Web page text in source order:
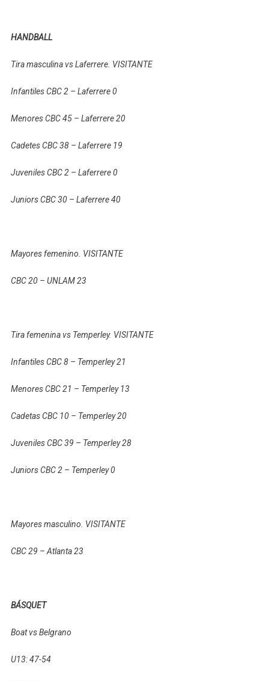
HANDBALL
Tira masculina vs Laferrere. VISITANTE
Infantiles CBC 2 – Laferrere 0
Menores CBC 45 – Laferrere 20
Cadetes CBC 38 – Laferrere 19
Juveniles CBC 2 – Laferrere 0
Juniors CBC 30 – Laferrere 40
Mayores femenino. VISITANTE
CBC 20 – UNLAM 23
Tira femenina vs Temperley. VISITANTE
Infantiles CBC 8 – Temperley 21
Menores CBC 21 – Temperley 13
Cadetas CBC 10 – Temperley 20
Juveniles CBC 39 – Temperley 28
Juniors CBC 2 – Temperley 0
Mayores masculino. VISITANTE
CBC 29 – Atlanta 23
BÁSQUET
Boat vs Belgrano
U13: 47-54